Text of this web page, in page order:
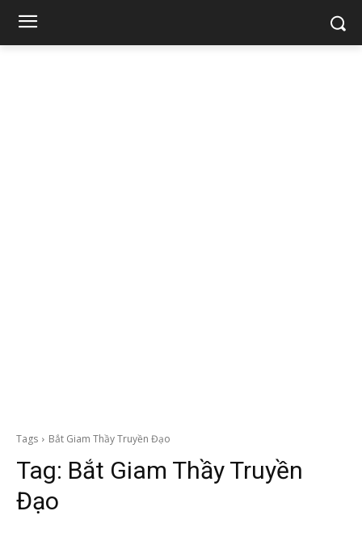
Tags Bắt Giam Thầy Truyền Đạo
Tag: Bắt Giam Thầy Truyền
Đạo